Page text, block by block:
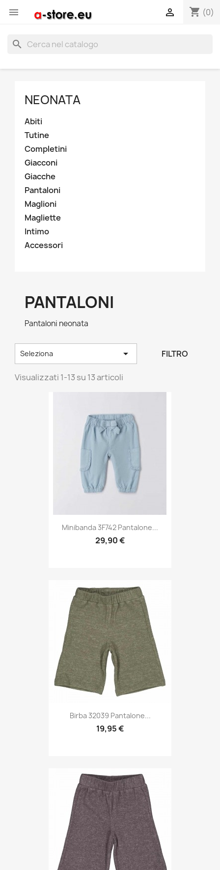
 shopping_cart (0)

search
NEONATA
Abiti
Tutine
Completini
Giacconi
Giacche
Pantaloni
Maglioni
Magliette
Intimo
Accessori
PANTALONI
Pantaloni neonata
Seleziona  FILTRO
Visualizzati 1-13 su 13 articoli
Minibanda 3F742 Pantalone...
29,90 €
Birba 32039 Pantalone...
19,95 €